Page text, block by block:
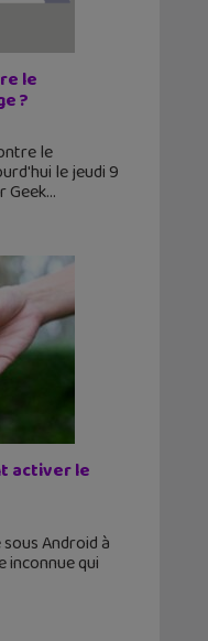
le
?
le
le jeudi 9
Geek
activer le
Android à
inconnue qui